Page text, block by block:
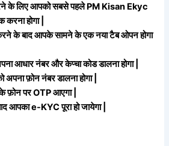
के लिए आपको सबसे पहले PM Kisan Ekyc
होगा |
के बाद आपके सामने के एक नया टैब ओपन होगा
आधार नंबर और केप्चा कोड डालना होगा |
फ़ोन नंबर डालना होगा |
फ़ोन पर OTP आएगा |
आपका e-KYC पूरा हो जायेगा |